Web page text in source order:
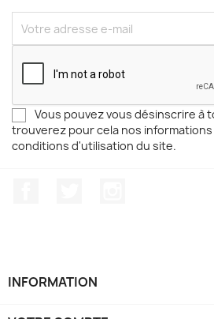
Vous pouvez vous désinscrire à
trouverez pour cela nos
conditions d'utilisation du site.
INFORMATION